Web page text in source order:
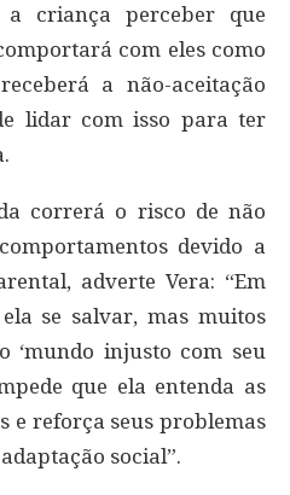
a criança perceber que
com eles como
a não-aceitação
lidar com isso para ter
correrá o risco de não
devido a
adverte Vera: “Em
se salvar, mas muitos
‘mundo injusto com seu
que ela entenda as
e reforça seus problemas
social”.